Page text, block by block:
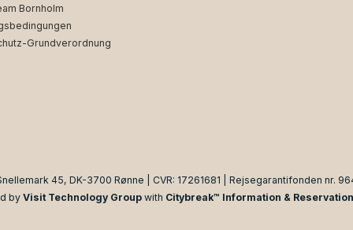
Bornholm
Grundverordnung
45, DK-3700 Rønne | CVR: 17261681 | Rejsegarantifonden nr.
by Visit Technology Groupwith Citybreak™ Information &